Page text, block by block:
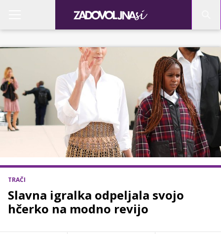
TRAČI
Slavna igralka odpeljala svojo
hčerko na modno revijo